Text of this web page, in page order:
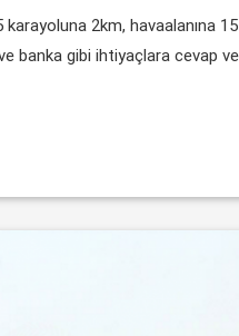
2km, havaalanına
banka gibi ihtiyaçlara cevap